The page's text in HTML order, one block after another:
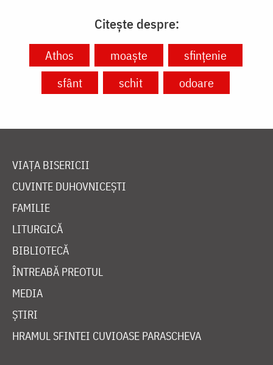
Citește despre:
Athos moaște
sfințenie
sfânt
schit odoare
VIAȚA BISERICII
CUVINTE DUHOVNICEȘTI
FAMILIE
LITURGICĂ
BIBLIOTECĂ
ÎNTREABĂ PREOTUL
MEDIA
ȘTIRI
HRAMUL SFINTEI CUVIOASE PARASCHEVA